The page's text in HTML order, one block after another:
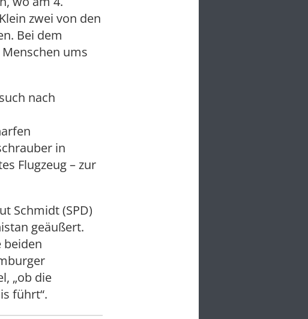
zwei von den
Bei dem
ums
nach
in
Flugzeug – zur
Schmidt (SPD)
geäußert.
beiden
„ob die
führt“.